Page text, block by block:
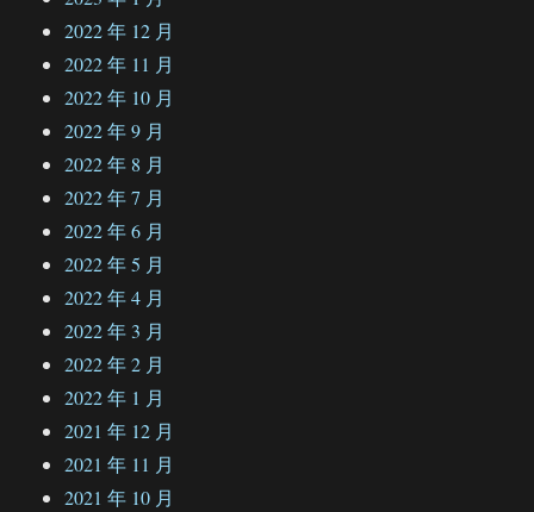
2022 年 12 月
2022 年 11 月
2022 年 10 月
2022 年 9 月
2022 年 8 月
2022 年 7 月
2022 年 6 月
2022 年 5 月
2022 年 4 月
2022 年 3 月
2022 年 2 月
2022 年 1 月
2021 年 12 月
2021 年 11 月
2021 年 10 月